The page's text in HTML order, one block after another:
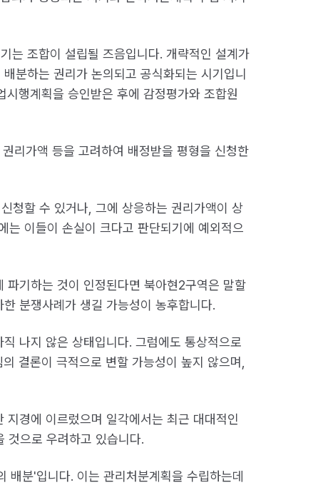
는 조합이 설립될 즈음입니다. 개략적인 설계가
분하는 권리가 논의되고 공식화되는 시기입니
행계획을 승인받은 후에 감정평가와 조합원
리가액 등을 고려하여 배정받을 평형을 신청한
청할 수 있거나, 그에 상응하는 권리가액이 상
는 이들이 손실이 크다고 판단되기에 예외적으
기하는 것이 인정된다면 북아현2구역은 말할
분쟁사례가 생길 가능성이 농후합니다.
나지 않은 상태입니다. 그럼에도 통상적으로
결론이 극적으로 변할 가능성이 높지 않으며,
경에 이르렀으며 일각에서는 최근 대대적인
것으로 우려하고 있습니다.
분'입니다. 이는 관리처분계획을 수립하는데